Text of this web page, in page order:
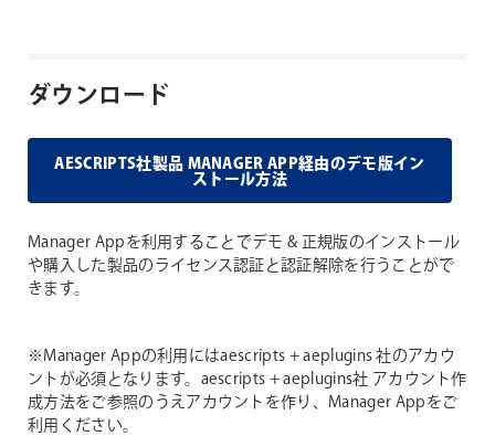
ダウンロード
AESCRIPTS社製品 MANAGER APP経由のデモ版イン
ストール方法
Manager Appを利用することでデモ & 正規版のインストール
や購入した製品のライセンス認証と認証解除を行うことがで
きます。
※Manager Appの利用にはaescripts + aeplugins 社のアカウ
ントが必須となります。aescripts + aeplugins社 アカウント作
成方法をご参照のうえアカウントを作り、Manager Appをご
利用ください。